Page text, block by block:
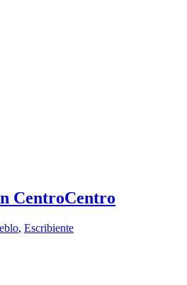
CentroCentro
, Escribiente